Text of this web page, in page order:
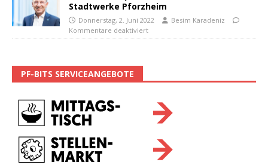
Stadtwerke Pforzheim
Donnerstag, 2. Juni 2022
Besim Karadeniz
Kommentare deaktiviert
PF-BITS SERVICEANGEBOTE